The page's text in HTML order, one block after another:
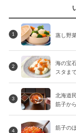
1 蒸し野
2
海の宝
スタま
3
北海道
筋子か
4
筋子の